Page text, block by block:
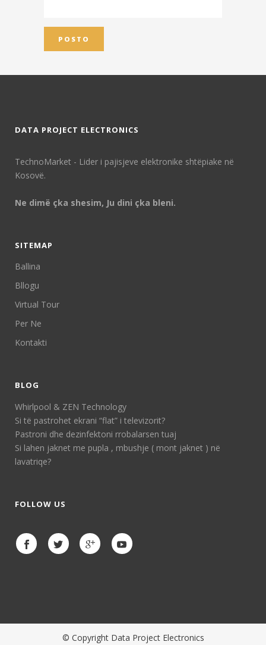
DATA PROJECT ELECTRONICS
TechnoMarket - Lider i pajisjeve elektronike shtëpiake në
Kosovë.
Ne dimë çka shesim, Ju dini çka bleni.
SITEMAP
Ballina
Bllogu
Virtual Tour
Per Ne
Kontakti
BLOG
Whirlpool & ZEN Technology
Si të pastrohet ekrani “flat” i televizorit?
Pastroni dhe dezinfektoni rrobalarsen tuaj
Si lahen jaknet me pupla , mbushje ( mont jaknet ) në
lavatriqe?
FOLLOW US
© Copyright Data Project Electronics